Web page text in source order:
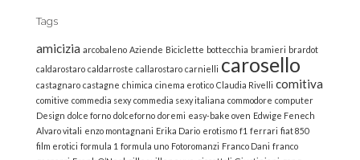
Tags
amicizia arcobaleno Aziende Biciclette bottecchia bramieri brardot
caldarostaro caldarroste callarostaro carnielli carosello
castagnaro castagne chimica cinema erotico Claudia Rivelli comitiva
comitive commedia sexy commedia sexy italiana commodore computer
Design dolce forno dolceforno doremi easy-bake oven Edwige Fenech
Alvaro vitali enzo montagnani Erika Dario erotismo f1 ferrari fiat 850
film erotici formula 1 formula uno Fotoromanzi Franco Dani franco